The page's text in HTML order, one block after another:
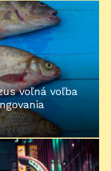
voľná voľba